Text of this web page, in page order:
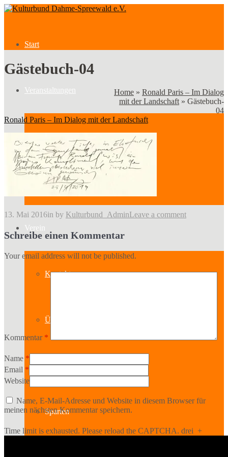
Start
Veranstaltungen
Kategorien
Verein
Kontakt
Über uns
Geschichte
Sparten
Gästebuch-04
Home » Ronald Paris – Im Dialog
mit der Landschaft » Gästebuch-
04
Ronald Paris – Im Dialog mit der Landschaft
13. Mai 2016in by Kulturbund_AdminLeave a comment
Schreibe einen Kommentar
Your email address will not be published.
Kommentar *
Name *
Email *
Website
Name, E-Mail-Adresse und Website in diesem Browser für
meinen nächsten Kommentar speichern.
Time limit is exhausted. Please reload the CAPTCHA. drei +